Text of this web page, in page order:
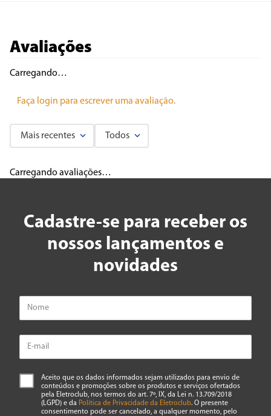
Avaliações
Carregando…
Faça login para escrever uma avaliação.
Mais recentes Todos
Carregando avaliações…
Cadastre-se para receber os
nossos lançamentos e
novidades
Aceito que os dados informados sejam utilizados para envio de
conteúdos e promoções sobre os produtos e serviços ofertados
pela Eletroclub, nos termos do art. 7º, IX, da Lei n. 13.709/2018
(LGPD) e da Política de Privacidade da Eletroclub. O presente
consentimento pode ser cancelado, a qualquer momento, pelo